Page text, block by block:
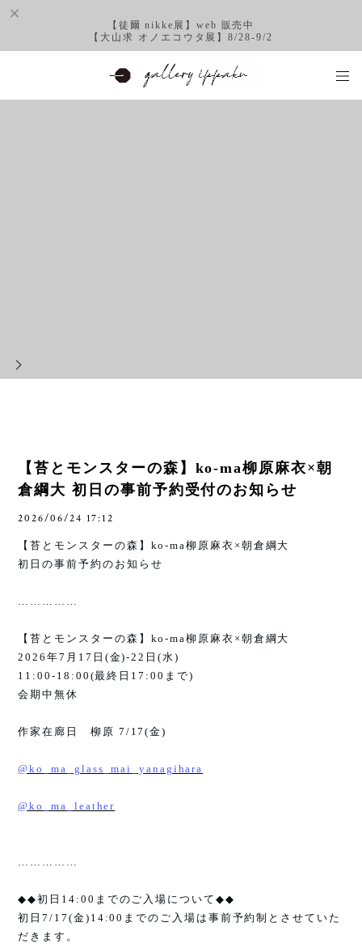
【徒爾 nikke展】web 販売中
【大山求 オノエコウタ展】8/28-9/2
【苔とモンスターの森】ko-ma柳原麻衣×朝
倉綱大 初日の事前予約受付のお知らせ
2026/06/24 17:12
【苔とモンスターの森】 ko-ma柳原 麻衣 ×朝倉綱大
初日の事前予約のお知らせ
……………
【苔とモンスターの森】 ko-ma柳原麻衣 ×朝倉綱大
2026年7 月 17 日 (金)-22 日(水)
11:00-18:00(最終日 17:00 まで)
会期中無休
作家在廊日 柳原 7/17(金)
@ko_ma_glass_mai_yanagihara
@ko_ma_leather
……………
◆◆初日 14:00 までのご入場について ◆◆
初日7/17(金)14:00 までのご入場は事前予約制とさせていた
だきます。